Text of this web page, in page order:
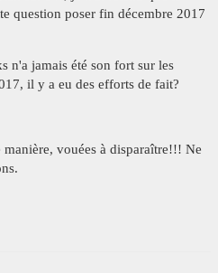
question poser fin décembre 2017
n'a jamais été son fort sur les
il y a eu des efforts de fait?
vouées à disparaître!!! Ne